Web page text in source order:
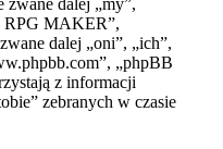
RPG MAKER”,
dalej „oni”, „ich”,
„phpBB
z informacji
zebranych w czasie